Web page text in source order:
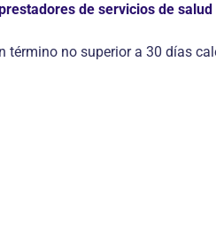
de servicios de
término no superior a 30 días